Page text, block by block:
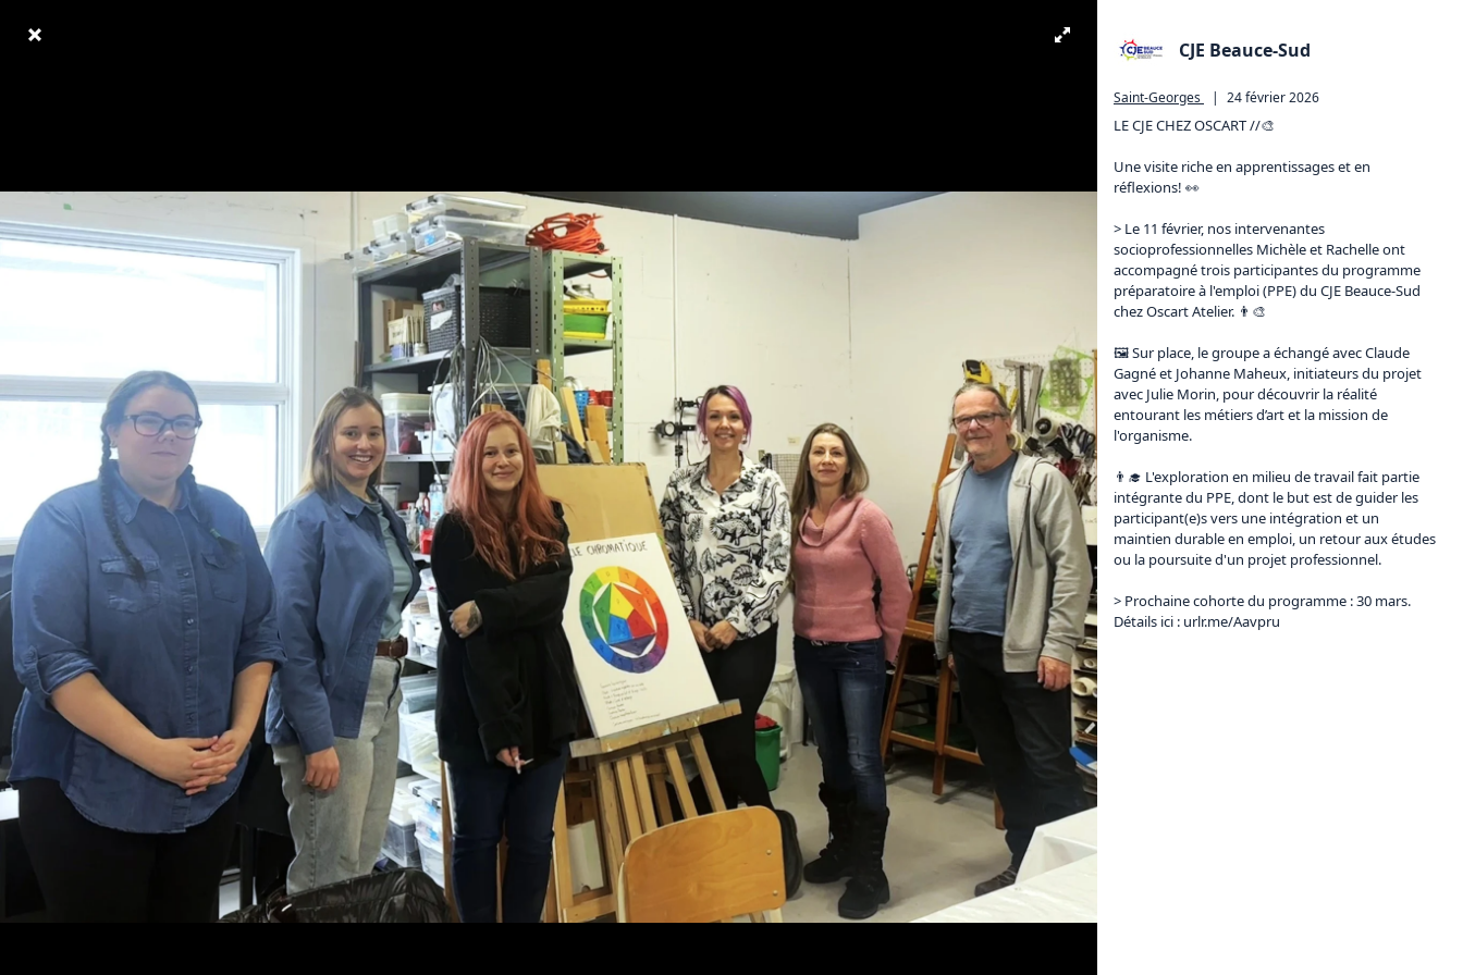
CJE Beauce-Sud
Saint-Georges | 24 février 2026
LE CJE CHEZ OSCART //🎨‍
Une visite riche en apprentissages et en
réflexions! 👀
> Le 11 février, nos intervenantes
socioprofessionnelles Michèle et Rachelle ont
accompagné trois participantes du programme
préparatoire à l'emploi (PPE) du CJE Beauce-Sud
chez Oscart Atelier. 👨‍🎨
🖼 Sur place, le groupe a échangé avec Claude
Gagné et Johanne Maheux, initiateurs du projet
avec Julie Morin, pour découvrir la réalité
entourant les métiers d’art et la mission de
l'organisme.
👨‍🎓 L'exploration en milieu de travail fait partie
intégrante du PPE, dont le but est de guider les
participant(e)s vers une intégration et un
maintien durable en emploi, un retour aux études
ou la poursuite d'un projet professionnel.
> Prochaine cohorte du programme : 30 mars.
Détails ici : urlr.me/Aavpru